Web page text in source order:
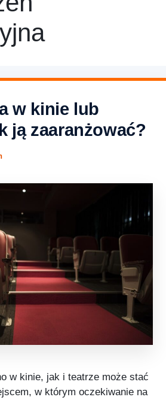
w kinie lub
ją zaaranżować?
w kinie, jak i teatrze może stać
w którym oczekiwanie na